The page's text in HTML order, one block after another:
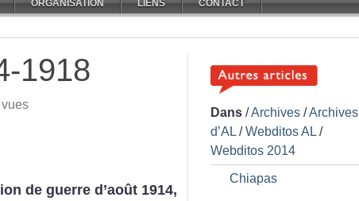
ORGANISATION LIENS CONTACT
1918
vues
de guerre d’août 1914,
Dans /Archives /Archives
d’AL /Webditos AL /
Webditos 2014
Chiapas